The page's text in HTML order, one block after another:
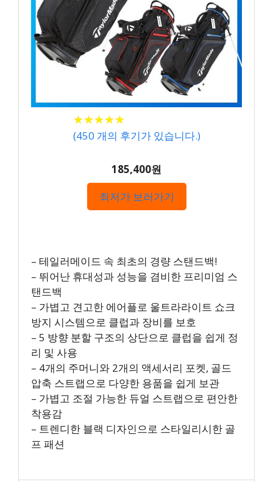
★★★★★
★★★★★
(450 개의 후기가 있습니다.)
185,400원
최저가 보러가기
– 테일러메이드 속 최초의 경량 스탠드백!
– 뛰어난 휴대성과 성능을 겸비한 프리미엄 스
탠드백
– 가볍고 견고한 에어플로 울트라라이트 쇼크
방지 시스템으로 클럽과 장비를 보호
– 5 방향 분할 구조의 상단으로 클럽을 쉽게 정
리 및 사용
– 4개의 주머니와 2개의 액세서리 포켓, 골드
압축 스트랩으로 다양한 용품을 쉽게 보관
– 가볍고 조절 가능한 듀얼 스트랩으로 편안한
착용감
– 트렌디한 블랙 디자인으로 스타일리시한 골
프 패션